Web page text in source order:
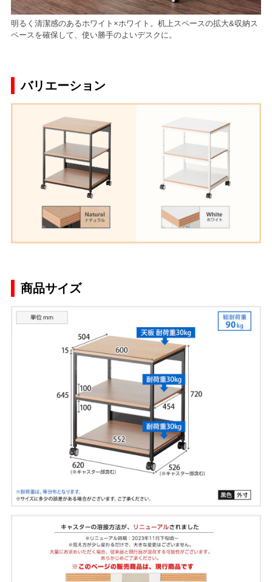
明るく清潔感のあるホワイト×ホワイト。机上スペースの拡大&収納ス
ペースを確保して、使い勝手のよいデスクに。
バリエーション
商品サイズ